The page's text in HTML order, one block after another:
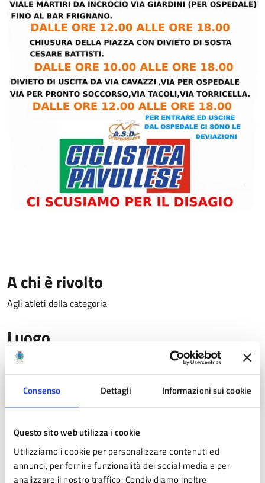
Consenso Dettagli Informazioni sui cookie
Questo sito web utilizza i cookie
Utilizziamo i cookie per personalizzare contenuti ed
annunci, per fornire funzionalità dei social media e per
analizzare il nostro traffico. Condividiamo inoltre
A chi è rivolto
Agli atleti della categoria
Luogo
Comune di Pavullo nel Frignano
Date e orari